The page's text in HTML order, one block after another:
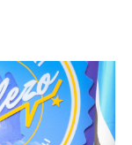
KATIKA
NA ULINZI WA
za kisasa